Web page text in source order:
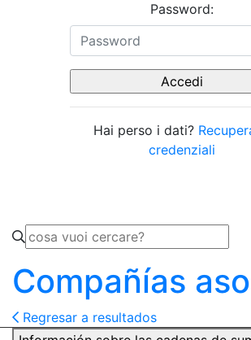
Password:
Hai perso i dati?
credenziali
Compañías
Regresar a resultados